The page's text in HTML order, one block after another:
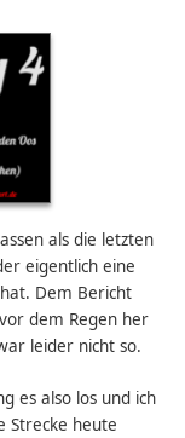
als die letzten
eigentlich eine
Dem Bericht
dem Regen her
leider nicht so.
es also los und ich
Strecke heute